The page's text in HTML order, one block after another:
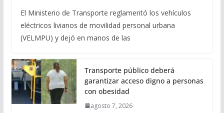
El Ministerio de Transporte reglamentó los vehículos
eléctricos livianos de movilidad personal urbana
(VELMPU) y dejó en manos de las
Transporte público deberá
garantizar acceso digno a personas
con obesidad
agosto 7, 2026